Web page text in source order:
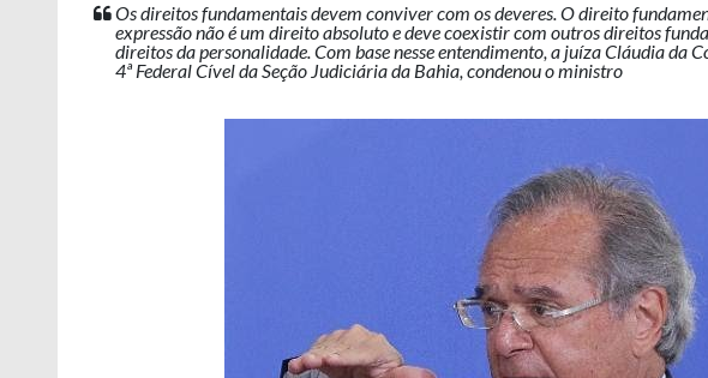
Os direitos fundamentais devem conviver com os deveres. O direito
expressão não é um direito absoluto e deve coexistir com outros direitos
direitos da personalidade. Com base nesse entendimento, a juíza Cláudia da
4ª Federal Cível da Seção Judiciária da Bahia, condenou o ministro